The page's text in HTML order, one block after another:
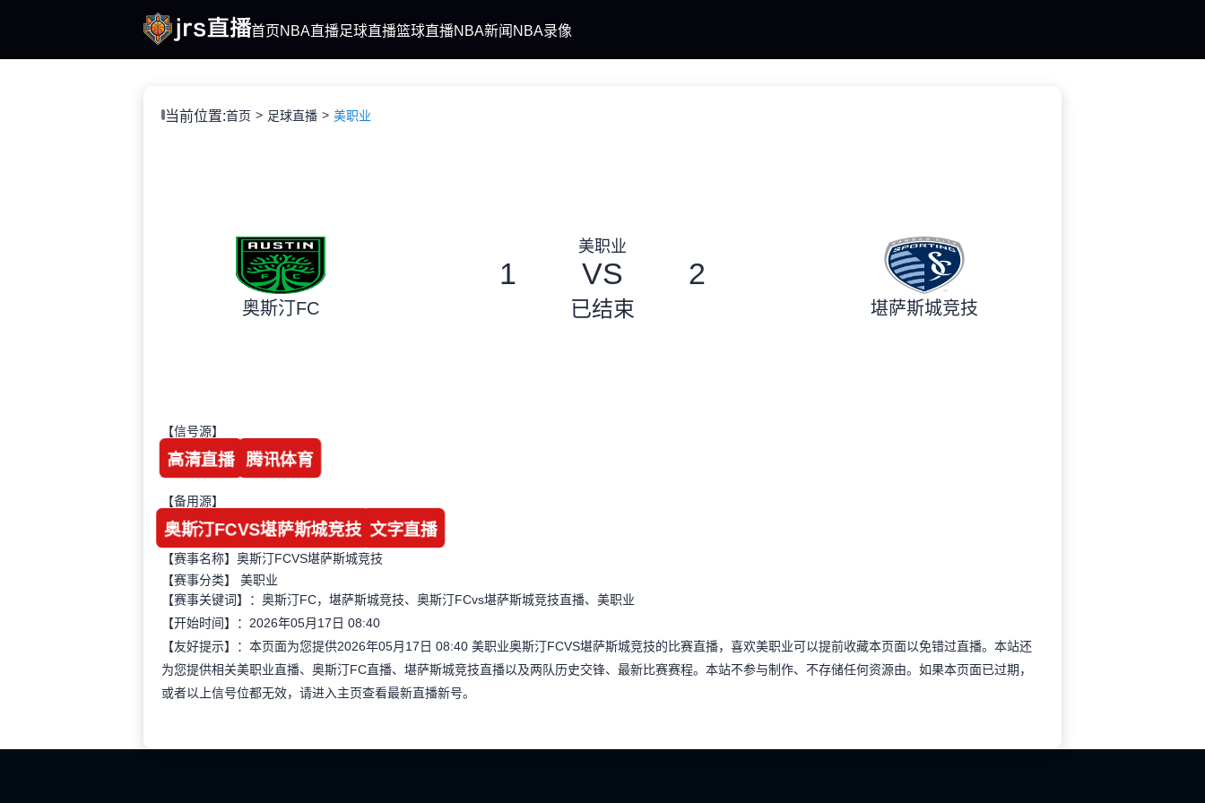
首页NBA直播足球直播篮球直播NBA新闻 NBA录像
当前位置:首页 足球直播 美职业
奥斯汀FC
美职业
1 VS 2
已结束 堪萨斯城竞技
【信号源】
高清直播 腾讯体育
【备用源】
奥斯汀FCVS堪萨斯城竞技 文字直播
【赛事名称】奥斯汀FCVS堪萨斯城竞技
【赛事分类】 美职业
【赛事关键词】：奥斯汀FC，堪萨斯城竞技、奥斯汀FCvs堪萨斯城竞技直播、美职业
【开始时间】：2026年05月17日 08:40
【友好提示】：本页面为您提供2026年05月17日 08:40 美职业奥斯汀FCVS堪萨斯城竞技的比赛直播，喜欢美职业可以提前收藏本页面以免错过直播。本站还
为您提供相关美职业直播、奥斯汀FC直播、堪萨斯城竞技直播以及两队历史交锋、最新比赛赛程。本站不参与制作、不存储任何资源由。如果本页面已过期，
或者以上信号位都无效，请进入主页查看最新直播新号。